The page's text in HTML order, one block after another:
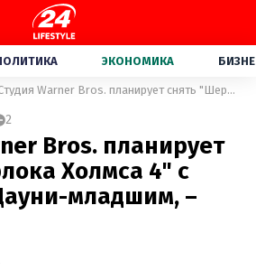
ЭКОНОМИКА
Студия Warner Bros. планирует снять "Шерлока Холмса 4" с Робертом Дауни-младшим, – СМИ
2
Bros. планирует
Холмса 4" с
младшим, –